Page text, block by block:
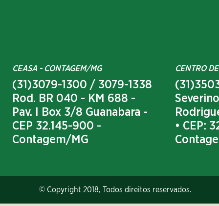
CEASA - CONTAGEM/MG
(31)3079-1300 / 3079-1338
Rod. BR 040 - KM 688 -
Pav. I Box 3/8 Guanabara -
CEP 32.145-900 -
Contagem/MG
CENTRO
• CEP:
© Copyright 2018, Todos direitos reservados.